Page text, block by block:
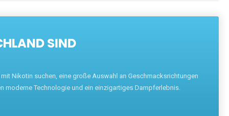
SIND
Nikotin suchen, eine große Auswahl an Geschmacksrichtungen
moderne Technologie und ein einzigartiges Dampferlebnis.